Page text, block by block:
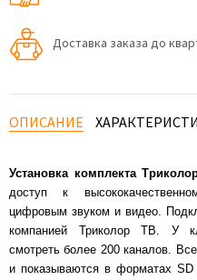
Доставка заказа до
ОПИСАНИЕ
Установка комплекта
доступ к
цифровым звуком и видео.
компанией Триколор ТВ. У
смотреть более 200 каналов.
и показываются в форматах